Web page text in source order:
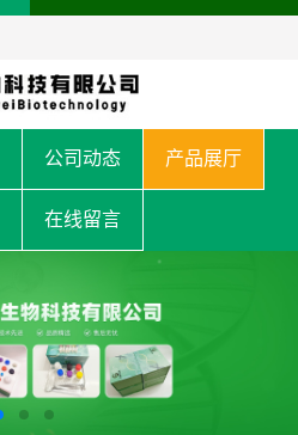
公司动态 产品展厅
在线留言